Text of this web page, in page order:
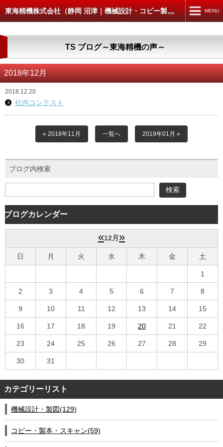
東海精機株式会社（静岡 沼津｜機械設計・コピー製本スキャン） MENU
機械設計・製図
コピー・製本・スキャン
CAD入出力
4D-WORKS
会社案内
TS ブログ～東海精機の声～
2018年12月
2018.12.20
社内コンテスト
« 2018年11月 一覧へ 2019年01月 »
ブログ内検索
ブログカレンダー
«12月 »
日 月 火 水 木 金 土
1
2 3 4 5 6 7 8
9 10 11 12 13 14 15
16 17 18 19 20 21 22
23 24 25 26 27 28 29
30 31
カテゴリーリスト
機械設計・製図(129)
コピー・製本・スキャン(59)